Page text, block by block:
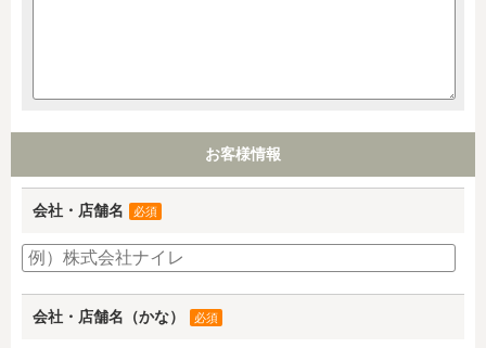
お客様情報
会社・店舗名 必須
会社・店舗名（かな） 必須